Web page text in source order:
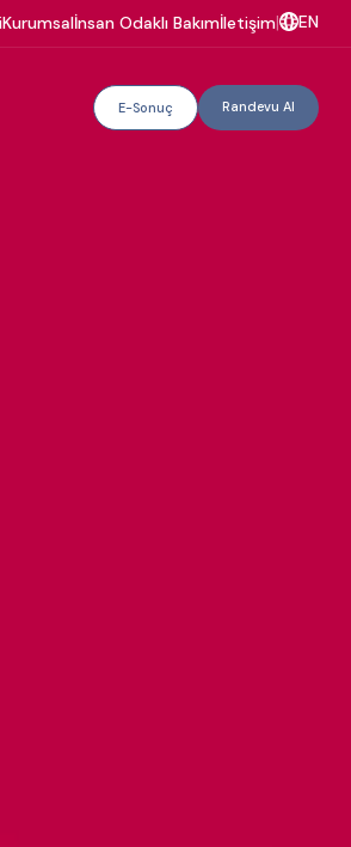
Kurumsalİnsan Odaklı Bakımİletişim| EN
E-Sonuç Randevu Al